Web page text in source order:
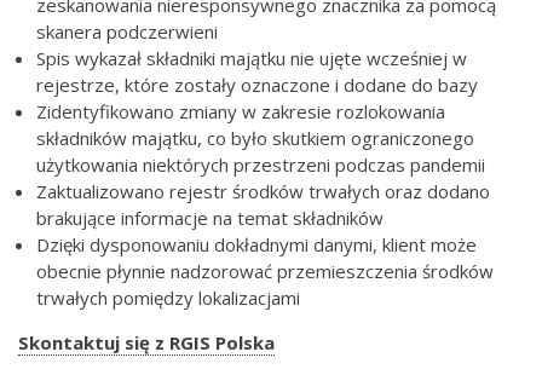
skanera podczerwieni
Spis wykazał składniki majątku nie ujęte wcześniej w
rejestrze, które zostały oznaczone i dodane do bazy
Zidentyfikowano zmiany w zakresie rozlokowania
składników majątku, co było skutkiem ograniczonego
użytkowania niektórych przestrzeni podczas pandemii
Zaktualizowano rejestr środków trwałych oraz dodano
brakujące informacje na temat składników
Dzięki dysponowaniu dokładnymi danymi, klient może
obecnie płynnie nadzorować przemieszczenia środków
trwałych pomiędzy lokalizacjami
Skontaktuj się z RGIS Polska